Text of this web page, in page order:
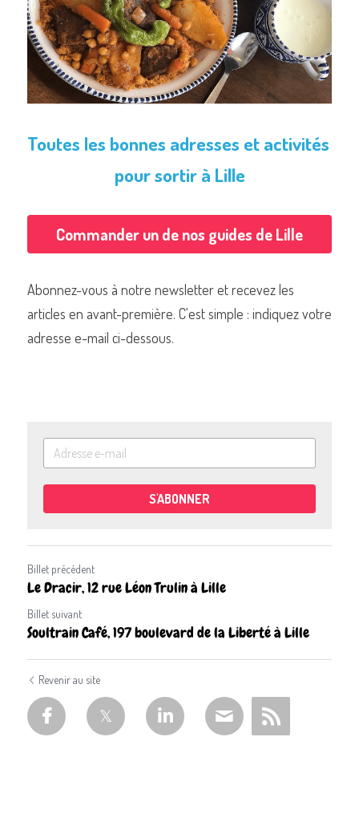
Toutes les bonnes adresses et activités
pour sortir à Lille
Commander un de nos guides de Lille
Abonnez-vous à notre newsletter et recevez les
articles en avant-première. C'est simple : indiquez votre
adresse e-mail ci-dessous.
S'ABONNER
Billet précédent
Le Dracir, 12 rue Léon Trulin à Lille
Billet suivant
Soultrain Café, 197 boulevard de la Liberté à Lille
Revenir au site